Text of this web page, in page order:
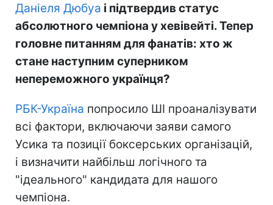
Даніеля Дюбуа і підтвердив статус
абсолютного чемпіона у хевівейті. Тепер
головне питанням для фанатів: хто ж
стане наступним суперником
непереможного українця?
РБК-Україна попросило ШІ проаналізувати
всі фактори, включаючи заяви самого
Усика та позиції боксерських організацій,
і визначити найбільш логічного та
"ідеального" кандидата для нашого
чемпіона.